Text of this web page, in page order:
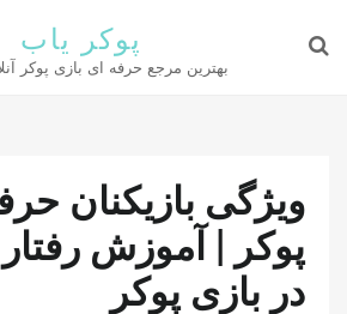
پوکر یاب
بهترین مرجع حرفه ای بازی پوکر
ویژگی بازیکنان
پوکر | آموزش
در بازی پوکر